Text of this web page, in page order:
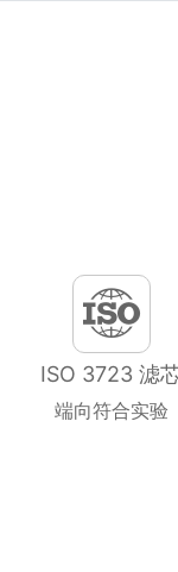
ISO 3723 滤
端向符合实验